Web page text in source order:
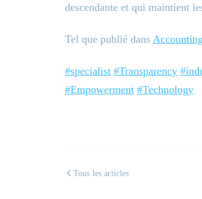
descendante et qui maintient
Tel que publié dans
#specialist #Transparency
#Empowerment #Technology
Tous les articles